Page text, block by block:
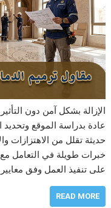
الإزالة بشكل آمن دون
عادة بدراسة الموقع وتحديد
حديثة تقلل من الاهتزازات
خبرات طويلة في التعامل
على تنفيذ العمل وفق
READ MORE